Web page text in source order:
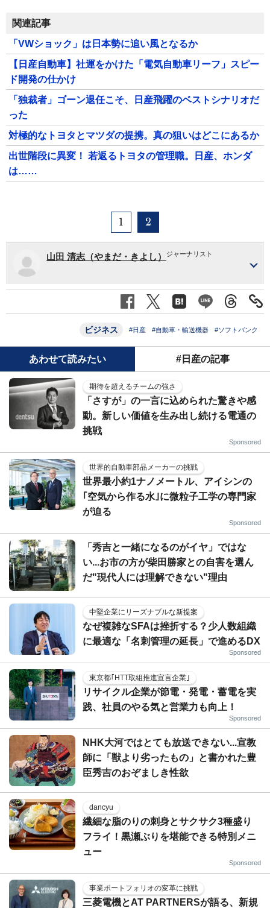
関連記事
「VWショック」は日本勢に追い風となるか
【日産自動車】社運をかけた「電気自動車リーフ」スピー
ド開発の仕かけ
「独裁者」ゴーン退任こそ、日産飛躍のベストシナリオだ
った
対極的なトヨタとマツダの提携。真の狙いはどこにあるか
出世階段に異変！ 若返るトヨタの管理職。日産、ホンダ
は……
1 2
山田 清志（やまだ・きよし） ジャーナリスト
ビジネス #日産 #自動車・輸送機器 #ソフトバンク
あわせて読みたい #日産の記事
期待を超えるチームの強さ
「さすが」の一言に込められた驚きや感
動。新しい価値を生み出し続ける電通の
挑戦
Sponsored
世界的自動車部品メーカーの挑戦
世界最小約1ナノメートル、アイシンの
｢空気から作る水｣に微粒子工学の専門家
が迫る
Sponsored
「秀吉と一緒になるのがイヤ」ではな
い...お市の方が柴田勝家との自害を選ん
だ"現代人には理解できない"理由
中堅企業にリーズナブルな新提案
なぜ複雑なSFAは挫折する？少人数組織
に最適な「名刺管理の延長」で進めるDX
Sponsored
東京都｢HTT取組推進宣言企業｣
リサイクル企業が節電・発電・蓄電を実
践、社員のやる気と営業力も向上！
Sponsored
NHK大河ではとても放送できない...宣教
師に「獣より劣ったもの」と書かれた豊
臣秀吉のおぞましき性欲
dancyu
繊細な脂のりの刺身とサクサク3種盛り
フライ！黒瀬ぶりを堪能できる特別メニ
ュー
Sponsored
事業ポートフォリオの変革に挑戦
三菱電機とAT PARTNERSが語る、新規